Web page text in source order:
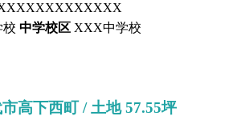
中学校区 XXX中学校
高下西町 / 土地 57.55坪